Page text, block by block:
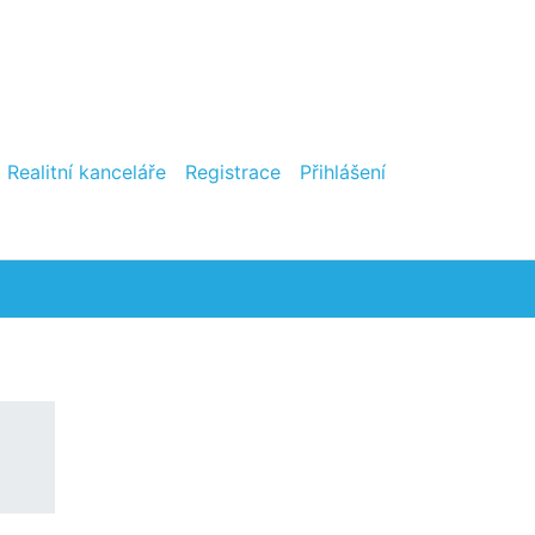
Realitní kanceláře Registrace Přihlášení